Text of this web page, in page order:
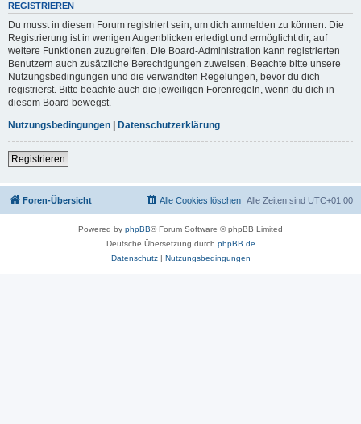
REGISTRIEREN
Du musst in diesem Forum registriert sein, um dich anmelden zu können. Die
Registrierung ist in wenigen Augenblicken erledigt und ermöglicht dir, auf
weitere Funktionen zuzugreifen. Die Board-Administration kann registrierten
Benutzern auch zusätzliche Berechtigungen zuweisen. Beachte bitte unsere
Nutzungsbedingungen und die verwandten Regelungen, bevor du dich
registrierst. Bitte beachte auch die jeweiligen Forenregeln, wenn du dich in
diesem Board bewegst.
Nutzungsbedingungen | Datenschutzerklärung
Registrieren
Foren-Übersicht Alle Zeiten sind UTC+01:00
Alle Cookies löschen
Powered by phpBB® Forum Software © phpBB Limited
Deutsche Übersetzung durch phpBB.de
Datenschutz| Nutzungsbedingungen